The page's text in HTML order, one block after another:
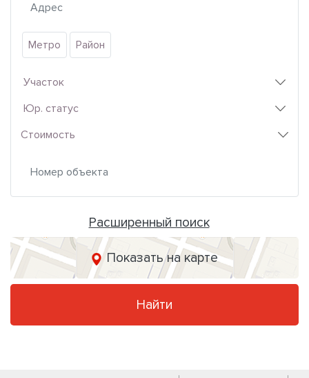
Метро Район
Участок
Юр. статус
Стоимость
Расширенный поиск
Показать на карте
Найти